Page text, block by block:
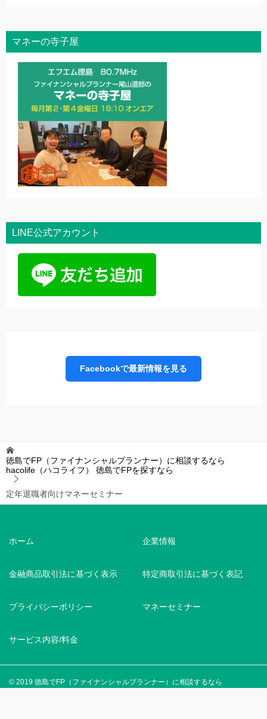
探
す
マネーの寺子屋
LINE公式アカウント
Facebookで最新情報を見る
徳島でFP（ファイナンシャルプランナー）に相談するなら
hacolife（ハコライフ）
徳島でFPを探すなら
定年退職者向けマネーセミナー
ホーム 企業情報
金融商品取引法に基づく表示 特定商取引法に基づく表記
プライバシーポリシー マネーセミナー
サービス内容/料金
© 2019 徳島でFP（ファイナンシャルプランナー）に相談するなら